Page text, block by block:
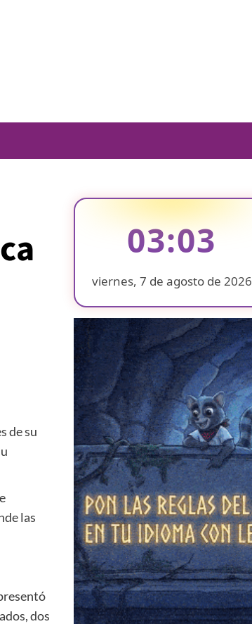
de su
las
dos
03:03
viernes, 7 de agosto de 2026
❄
❄
❄
❄
❄
❄
❄